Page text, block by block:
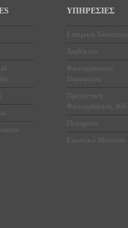
ΥΠΗΡΕΣΙΕΣ
Εταιρική
Διαδίκτυο
Φωτογραφικές
Παραγωγές
Προϊοντική
Φωτογράφηση 360
Πολυμέσα
Εικονικό Μουσείο